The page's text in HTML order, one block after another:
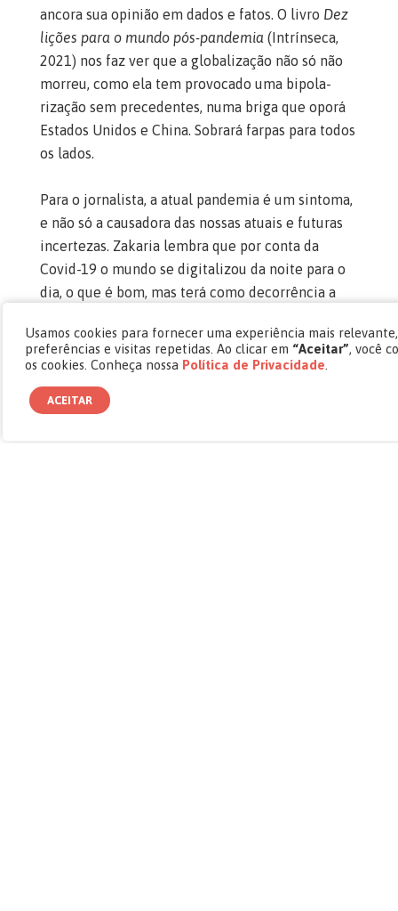
ancora sua opinião em dados e fatos. O livro Dez
lições para o mundo pós-pandemia (Intrínseca,
2021) nos faz ver que a globalização não só não
morreu, como ela tem provocado uma bipola-
rização sem precedentes, numa briga que oporá
Estados Unidos e China. Sobrará farpas para todos
os lados.
Para o jornalista, a atual pandemia é um sintoma,
e não só a causadora das nossas atuais e futuras
incertezas. Zakaria lembra que por conta da
Covid-19 o mundo se digitalizou da noite para o
dia, o que é bom, mas terá como decorrência a
produtividade e a concentração de riqueza, o que
é péssimo. Em outras palavras, o mundo se ace-
lerou demais e colocou os ecossistemas em risco.
Isso já aconteceu no passado, nos anos 1920, após
Usamos cookies para fornecer uma experiência mais
preferências e visitas repetidas. Ao clicar em “Aceitar”, você
os cookies. Conheça nossa Política de Privacidade
ACEITAR